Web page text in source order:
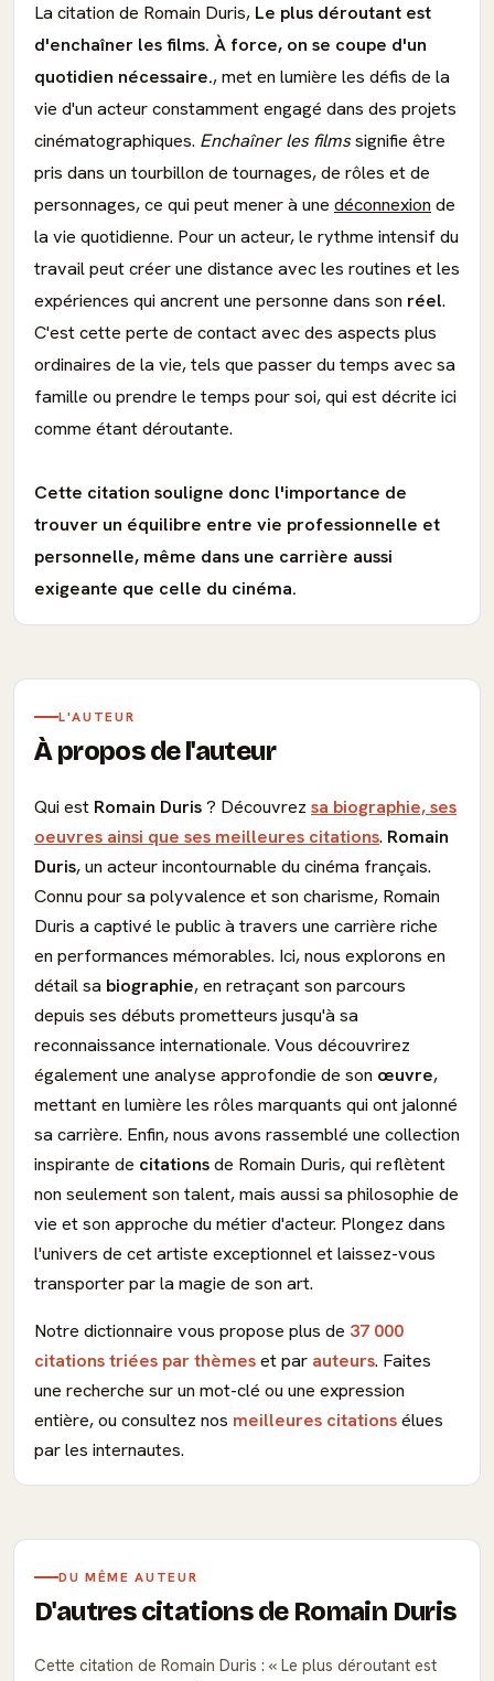
La citation de Romain Duris, Le plus déroutant est
d'enchaîner les films. À force, on se coupe d'un
quotidien nécessaire., met en lumière les défis de la
vie d'un acteur constamment engagé dans des projets
cinématographiques. Enchaîner les filmssignifie être
pris dans un tourbillon de tournages, de rôles et de
personnages, ce qui peut mener à une déconnexion de
la vie quotidienne. Pour un acteur, le rythme intensif du
travail peut créer une distance avec les routines et les
expériences qui ancrent une personne dans son réel.
C'est cette perte de contact avec des aspects plus
ordinaires de la vie, tels que passer du temps avec sa
famille ou prendre le temps pour soi, qui est décrite ici
comme étant déroutante.
Cette citation souligne donc l'importance de
trouver un équilibre entre vie professionnelle et
personnelle, même dans une carrière aussi
exigeante que celle du cinéma.
L'AUTEUR
À propos de l'auteur
Qui est Romain Duris? Découvrez sa biographie, ses
oeuvres ainsi que ses meilleures citations. Romain
Duris, un acteur incontournable du cinéma français.
Connu pour sa polyvalence et son charisme, Romain
Duris a captivé le public à travers une carrière riche
en performances mémorables. Ici, nous explorons en
détail sa biographie, en retraçant son parcours
depuis ses débuts prometteurs jusqu'à sa
reconnaissance internationale. Vous découvrirez
également une analyse approfondie de son œuvre,
mettant en lumière les rôles marquants qui ont jalonné
sa carrière. Enfin, nous avons rassemblé une collection
inspirante de citationsde Romain Duris, qui reflètent
non seulement son talent, mais aussi sa philosophie de
vie et son approche du métier d'acteur. Plongez dans
l'univers de cet artiste exceptionnel et laissez-vous
transporter par la magie de son art.
Notre dictionnaire vous propose plus de 37 000
citations triées par thèmeset par auteurs. Faites
une recherche sur un mot-clé ou une expression
entière, ou consultez nos meilleures citationsélues
par les internautes.
DU MÊME AUTEUR
D'autres citations de Romain Duris
Cette citation de Romain Duris :
Le plus déroutant est